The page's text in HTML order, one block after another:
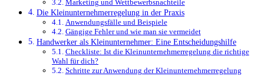
Marketing und Wettbewerbsnachteile
Die Kleinunternehmerregelung in der Praxis
Anwendungsfälle und Beispiele
Gängige Fehler und wie man sie vermeidet
Handwerker als Kleinunternehmer: Eine Entscheidungshilfe
Checkliste: Ist die Kleinunternehmerregelung die richtige
Wahl für dich?
Schritte zur Anwendung der Kleinunternehmerregelung